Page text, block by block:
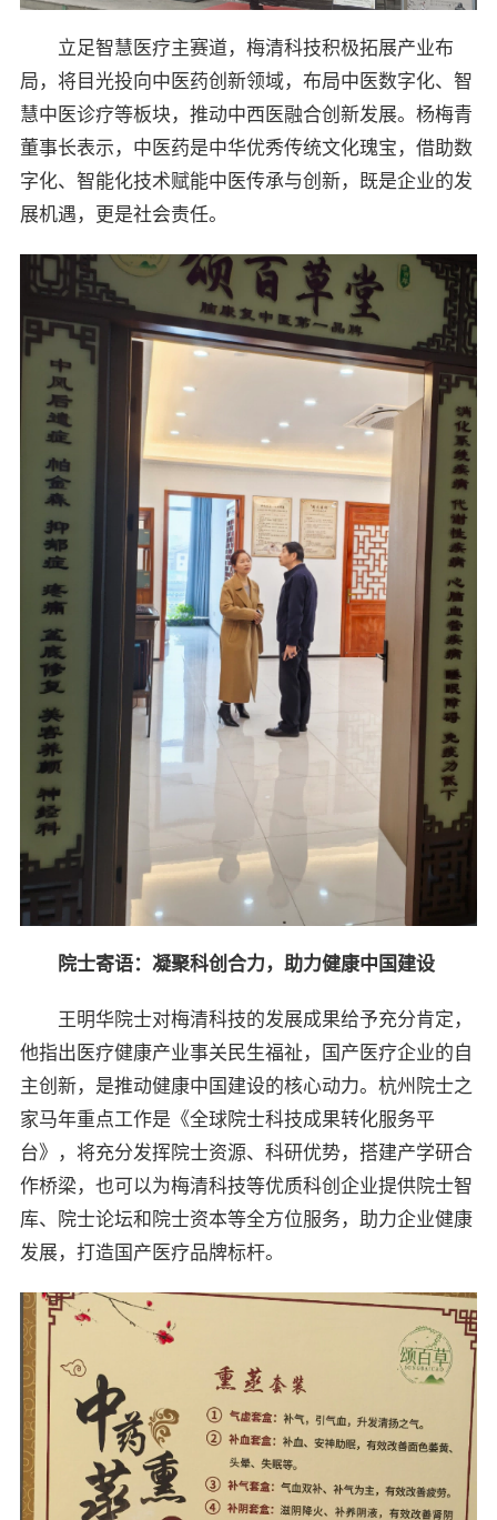
立足智慧医疗主赛道，梅清科技积极拓展产业布
局，将目光投向中医药创新领域，布局中医数字化、智
慧中医诊疗等板块，推动中西医融合创新发展。杨梅青
董事长表示，中医药是中华优秀传统文化瑰宝，借助数
字化、智能化技术赋能中医传承与创新，既是企业的发
展机遇，更是社会责任。
院士寄语：凝聚科创合力，助力健康中国建设
王明华院士对梅清科技的发展成果给予充分肯定，
他指出医疗健康产业事关民生福祉，国产医疗企业的自
主创新，是推动健康中国建设的核心动力。杭州院士之
家马年重点工作是《全球院士科技成果转化服务平
台》，将充分发挥院士资源、科研优势，搭建产学研合
作桥梁，也可以为梅清科技等优质科创企业提供院士智
库、院士论坛和院士资本等全方位服务，助力企业健康
发展，打造国产医疗品牌标杆。